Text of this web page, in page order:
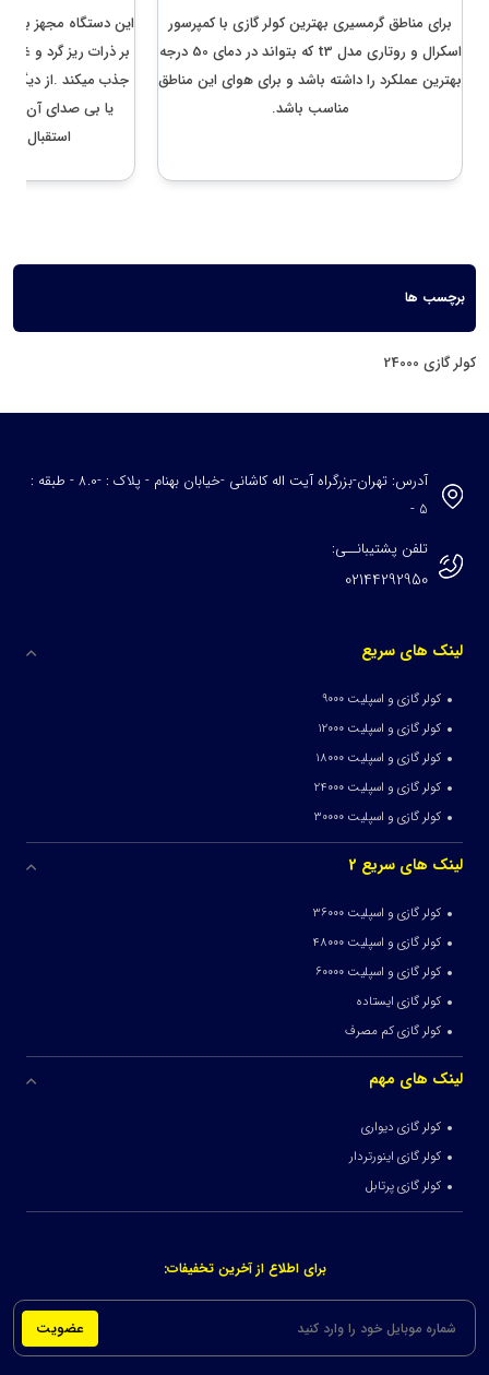
برای مناطق گرمسیری بهترین کولر گازی با کمپرسور
اسکرال و روتاری مدل t3 که بتواند در دمای 50 درجه
بهترین عملکرد را داشته باشد و برای هوای این مناطق
مناسب باشد.
این دستگاه مجهز به
بر ذرات ریز گرد و
جذب میکند .از دیگر
یا بی صدای آن
استقبال
برچسب ها
کولر گازی 24000
آدرس: تهران-بزرگراه آیت اله کاشانی -خیابان بهنام - پلاک : -8.0 - طبقه :
5 -
تلفن پشتیبانــی:
02144292950
لینک های سریع
کولر گازی و اسپلیت 9000
کولر گازی و اسپلیت 12000
کولر گازی و اسپلیت 18000
کولر گازی و اسپلیت 24000
کولر گازی و اسپلیت 30000
لینک های سریع 2
کولر گازی و اسپلیت 36000
کولر گازی و اسپلیت 48000
کولر گازی و اسپلیت 60000
کولر گازی ایستاده
کولر گازی کم مصرف
لینک های مهم
کولر گازی دیواری
کولر گازی اینورتردار
کولر گازی پرتابل
برای اطلاع از آخرین تخفیفات:
عضویت